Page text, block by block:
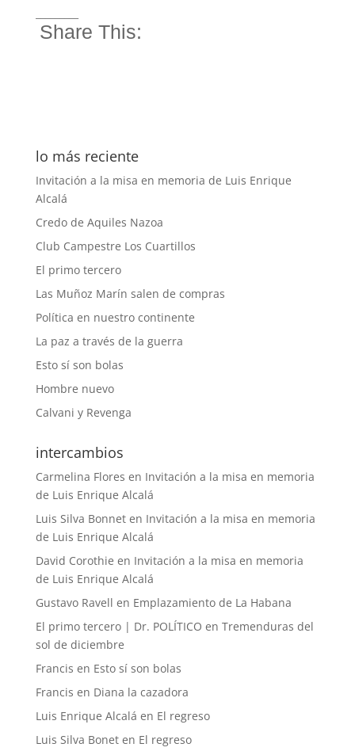
Share This:
lo más reciente
Invitación a la misa en memoria de Luis Enrique
Alcalá
Credo de Aquiles Nazoa
Club Campestre Los Cuartillos
El primo tercero
Las Muñoz Marín salen de compras
Política en nuestro continente
La paz a través de la guerra
Esto sí son bolas
Hombre nuevo
Calvani y Revenga
intercambios
Carmelina Flores en Invitación a la misa en memoria
de Luis Enrique Alcalá
Luis Silva Bonneten Invitación a la misa en memoria
de Luis Enrique Alcalá
David Corothie en Invitación a la misa en memoria
de Luis Enrique Alcalá
Gustavo Ravell en Emplazamiento de La Habana
El primo tercero | Dr. POLÍTICO en Tremenduras del
sol de diciembre
Francis en Esto sí son bolas
Francis en Diana la cazadora
Luis Enrique Alcalá en El regreso
Luis Silva Boneten El regreso